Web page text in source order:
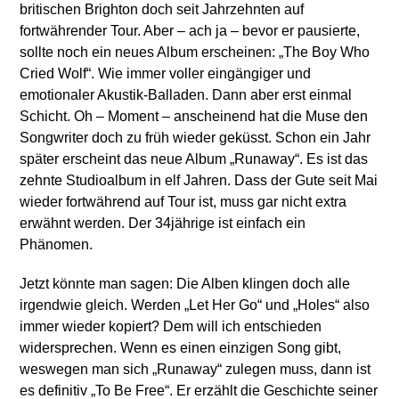
britischen Brighton doch seit Jahrzehnten auf
fortwährender Tour. Aber – ach ja – bevor er pausierte,
sollte noch ein neues Album erscheinen: „The Boy Who
Cried Wolf“. Wie immer voller eingängiger und
emotionaler Akustik-Balladen. Dann aber erst einmal
Schicht. Oh – Moment – anscheinend hat die Muse den
Songwriter doch zu früh wieder geküsst. Schon ein Jahr
später erscheint das neue Album „Runaway“. Es ist das
zehnte Studioalbum in elf Jahren. Dass der Gute seit Mai
wieder fortwährend auf Tour ist, muss gar nicht extra
erwähnt werden. Der 34jährige ist einfach ein
Phänomen.
Jetzt könnte man sagen: Die Alben klingen doch alle
irgendwie gleich. Werden „Let Her Go“ und „Holes“ also
immer wieder kopiert? Dem will ich entschieden
widersprechen. Wenn es einen einzigen Song gibt,
weswegen man sich „Runaway“ zulegen muss, dann ist
es definitiv „To Be Free“. Er erzählt die Geschichte seiner